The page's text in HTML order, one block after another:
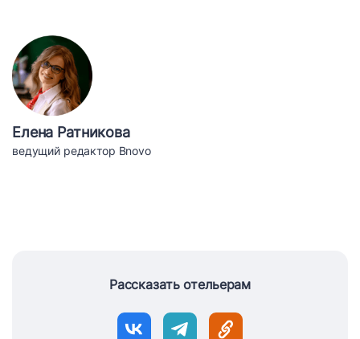
Елена Ратникова
ведущий редактор Bnovo
Рассказать отельерам